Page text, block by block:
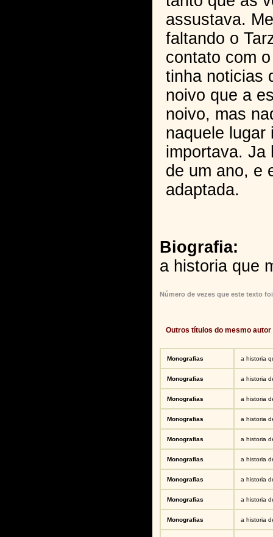
assustava.
faltando o
contato com
tinha noticias
noivo que a
noivo, mas
naquele lugar
importava. Ja
de um ano, e
adaptada.
Biografia:
a historia que
Número de vezes que este texto
Outros títulos do mesmo autor
Monografias a historia
Monografias a historia
Monografias a historia
Monografias a historia
Monografias a historia
Monografias a historia
Monografias a historia
Monografias a historia
Monografias a historia